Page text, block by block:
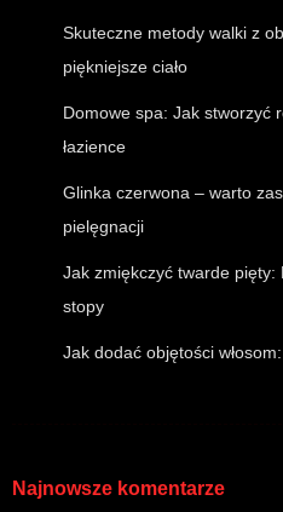
Skuteczne metody walki z
piękniejsze ciało
Domowe spa: Jak stworzyć
łazience
Glinka czerwona – warto
pielęgnacji
Jak zmiękczyć twarde
stopy
Jak dodać objętości
Najnowsze komentarze